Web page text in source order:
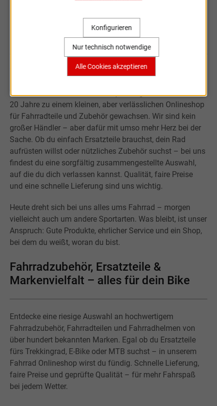
Sportartikel Online
Willkommen bei Sportartikel Online.
Was mit der Leidenschaft für Sport begann, ist über fast
20 Jahre zu einem kleinen, aber verlässlichen Onlineshop
für Fahrradteile und Zubehör gewachsen. Wir sind kein
großer Händler – aber dafür mit umso mehr Herz bei der
Sache. Ob du einfach Ersatzteile brauchst, dein Rad
aufrüsten willst oder nützliches Zubehör suchst – bei uns
findest du eine sorgfältig zusammengestellte Auswahl,
auf die du dich verlassen kannst. Qualität, faire Preise
und eine schnelle Lieferung sind uns wichtig.
Heute dreht sich bei uns alles ums Fahrrad – morgen
vielleicht auch um andere Sportarten. Was bleibt, ist unser
Anspruch: Gute Produkte, ehrlicher Service und ein Shop,
bei dem du weißt, woran du bist.
Fahrradzubehör, Ersatzteile &
Markenvielfalt – alles für dein Bike
Entdecke eine riesige Auswahl an hochwertigem
Fahrradzubehör, Fahrradteilen und Fahrradhelmen von
über hundert bekannten Marken. Egal ob du Ersatzteile
fürs Trekkingrad, E-Bike oder MTB suchst – in unserem
Fahrrad Onlineshop wirst du fündig. Schnelle Lieferung,
faire Preise und geprüfte Qualität – für mehr Fahrspaß
bei jedem Wetter.
Nur technisch notwendige
Konfigurieren
Alle Cookies akzeptieren